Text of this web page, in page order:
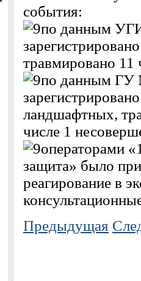
события:
по данным
травмировано 11
по данным ГУ
ландшафтных,
числе 1
операторами
защита» было
реагирование в
Предыдущая